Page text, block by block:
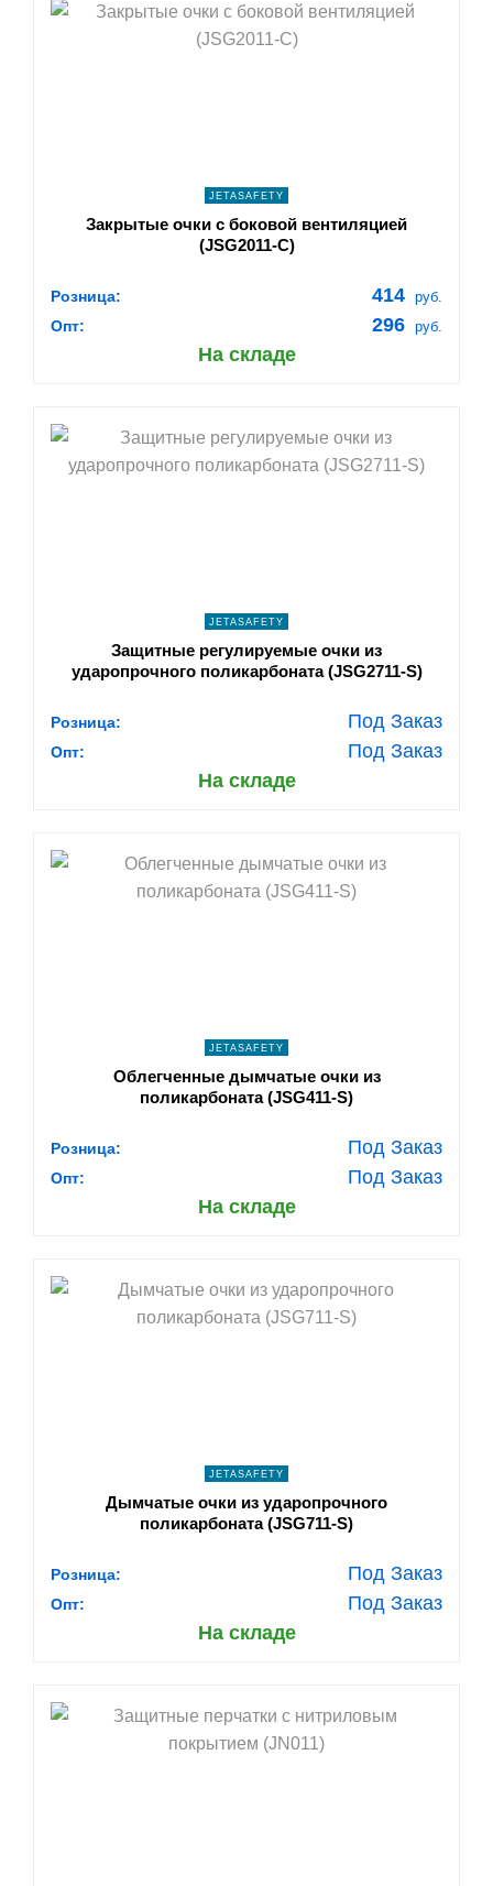
shopping_cart В КОРЗИНУ
JETASAFETY
Закрытые очки с боковой вентиляцией
(JSG2011-C)
Розница: 414 руб.
Опт: 296 руб.
На складе
shopping_cart В КОРЗИНУ
JETASAFETY
Защитные регулируемые очки из
ударопрочного поликарбоната (JSG2711-S)
Розница: Под Заказ
Опт:
Под Заказ
На складе
shopping_cart В КОРЗИНУ
JETASAFETY
Облегченные дымчатые очки из
поликарбоната (JSG411-S)
Розница: Под Заказ
Опт:
Под Заказ
На складе
shopping_cart В КОРЗИНУ
JETASAFETY
Дымчатые очки из ударопрочного
поликарбоната (JSG711-S)
Розница: Под Заказ
Опт:
Под Заказ
На складе
shopping_cart В КОРЗИНУ